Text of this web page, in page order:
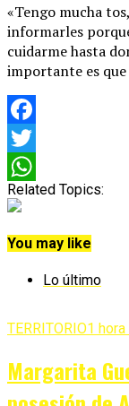
«Tengo mucha
informarles
cuidarme hasta
importante es que
Facebook
Twitter
WhatsApp
Related Topics:
You may like
Lo último
TERRITORIO1
Margarita